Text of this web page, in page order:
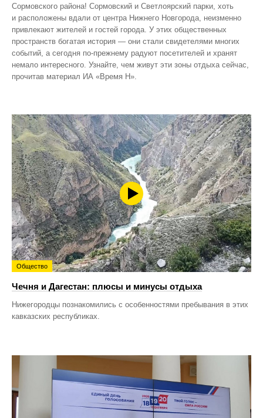
Сормовского района! Сормовский и Светлоярский парки, хоть
и расположены вдали от центра Нижнего Новгорода, неизменно
привлекают жителей и гостей города. У этих общественных
пространств богатая история — они стали свидетелями многих
событий, а сегодня по‑прежнему радуют посетителей и хранят
немало интересного. Узнайте, чем живут эти зоны отдыха сейчас,
прочитав материал ИА «Время Н».
Общество
Чечня и Дагестан: плюсы и минусы отдыха
Нижегородцы познакомились с особенностями пребывания в этих
кавказских республиках.